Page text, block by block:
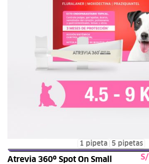
1 pipeta 5 pipetas
Atrevia 360º Spot On Small S/